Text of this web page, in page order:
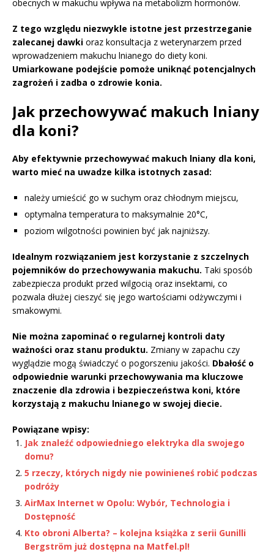
obecnych w makuchu wpływa na metabolizm hormonów.
Z tego względu niezwykle istotne jest przestrzeganie
zalecanej dawki oraz konsultacja z weterynarzem przed
wprowadzeniem makuchu lnianego do diety koni.
Umiarkowane podejście pomoże uniknąć potencjalnych
zagrożeń i zadba o zdrowie konia.
Jak przechowywać makuch lniany
dla koni?
Aby efektywnie przechowywać makuch lniany dla koni,
warto mieć na uwadze kilka istotnych zasad:
należy umieścić go w suchym oraz chłodnym miejscu,
optymalna temperatura to maksymalnie 20°C,
poziom wilgotności powinien być jak najniższy.
Idealnym rozwiązaniem jest korzystanie z szczelnych
pojemników do przechowywania makuchu. Taki sposób
zabezpiecza produkt przed wilgocią oraz insektami, co
pozwala dłużej cieszyć się jego wartościami odżywczymi i
smakowymi.
Nie można zapominać o regularnej kontroli daty
ważności oraz stanu produktu. Zmiany w zapachu czy
wyglądzie mogą świadczyć o pogorszeniu jakości. Dbałość o
odpowiednie warunki przechowywania ma kluczowe
znaczenie dla zdrowia i bezpieczeństwa koni, które
korzystają z makuchu lnianego w swojej diecie.
Powiązane wpisy:
Jak znaleźć odpowiedniego elektryka dla swojego
domu?
5 rzeczy, których nigdy nie powinieneś robić podczas
podróży
AirMax Internet w Opolu: Wybór, Technologia i
Dostępność
Kto obroni Alberta? – kolejna książka z serii Gunilli
Bergström już dostępna na Matfel.pl!